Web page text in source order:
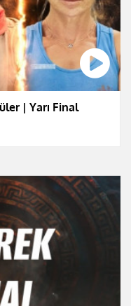
| Yarı Final